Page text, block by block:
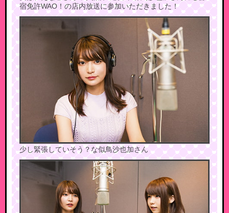
宿免許WAO！の店内放送に参加いただきました！
少し緊張していそう？な似鳥沙也加さん